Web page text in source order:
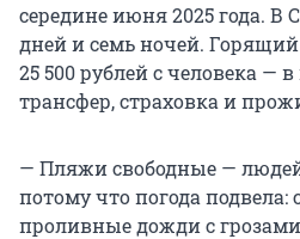
середине июня 2025 года. В
дней и семь ночей. Горящий
25 500рублей с человека —
трансфер, страховка и
— Пляжи свободные —
потому что погода
проливные дожди с